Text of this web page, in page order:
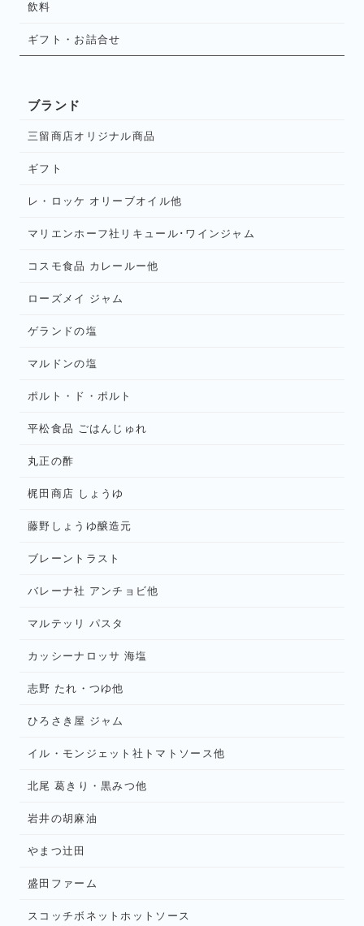
飲料
ギフト・お詰合せ
ブランド
三留商店オリジナル商品
ギフト
レ・ロッケ オリーブオイル他
マリエンホーフ社リキュール･ワインジャム
コスモ食品 カレールー他
ローズメイ ジャム
ゲランドの塩
マルドンの塩
ポルト・ド・ポルト
平松食品 ごはんじゅれ
丸正の酢
梶田商店 しょうゆ
藤野しょうゆ醸造元
ブレーントラスト
バレーナ社 アンチョビ他
マルテッリ パスタ
カッシーナロッサ 海塩
志野 たれ・つゆ他
ひろさき屋 ジャム
イル・モンジェット社トマトソース他
北尾 葛きり・黒みつ他
岩井の胡麻油
やまつ辻田
盛田ファーム
スコッチボネットホットソース